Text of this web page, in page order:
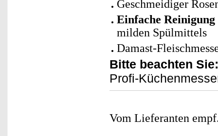
Geschmeidiger
Einfache Reinigung
milden Spülmittels
Damast-
Bitte beachten Sie:
Profi-
Vom Lieferanten